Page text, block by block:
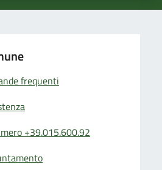
frequenti
+39.015.600.92